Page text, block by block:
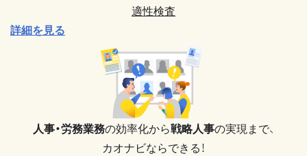
適性検査
詳細を見る
人事・労務業務の効率化から戦略人事の実現まで、
カオナビならできる！